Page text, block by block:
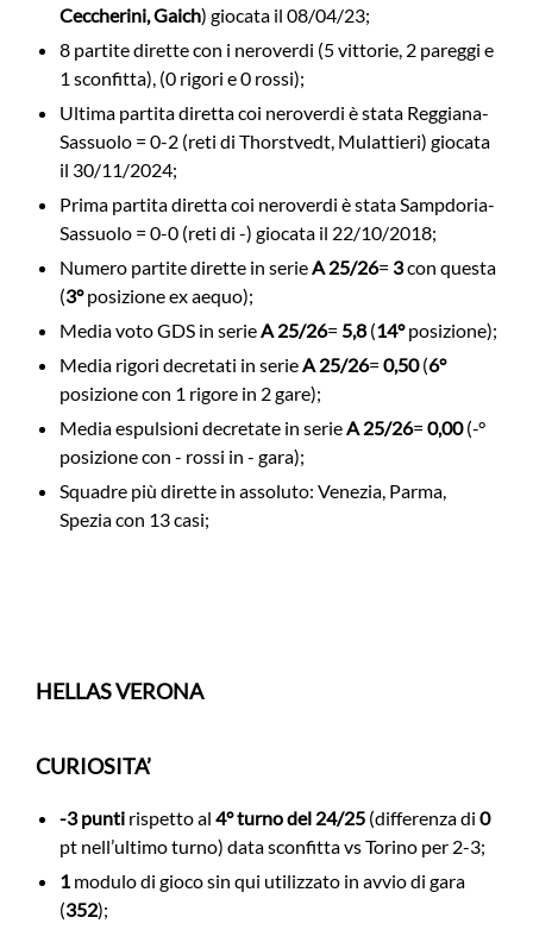
Ceccherini, Gaich) giocata il 08/04/23;
8 partite dirette con i neroverdi (5 vittorie, 2 pareggi e
1 sconfitta), (0 rigori e 0 rossi);
Ultima partita diretta coi neroverdi è stata Reggiana-
Sassuolo = 0-2 (reti di Thorstvedt, Mulattieri) giocata
il 30/11/2024;
Prima partita diretta coi neroverdi è stata Sampdoria-
Sassuolo = 0-0 (reti di -) giocata il 22/10/2018;
Numero partite dirette in serieA 25/26= 3con questa
(3°posizione ex aequo);
Media voto GDS in serieA 25/26= 5,8(14°posizione);
Media rigori decretati in serieA 25/26= 0,50(6°
posizione con 1 rigore in 2 gare);
Media espulsioni decretate in serieA 25/26= 0,00(-°
posizione con - rossi in - gara);
Squadre più dirette in assoluto: Venezia, Parma,
Spezia con 13 casi;
HELLAS VERONA
CURIOSITA’
-3 punti rispetto al 4° turno del 24/25 (differenza di 0
pt nell’ultimo turno) data sconfitta vs Torino per 2-3;
1 modulo di gioco sin qui utilizzato in avvio di gara
(352);